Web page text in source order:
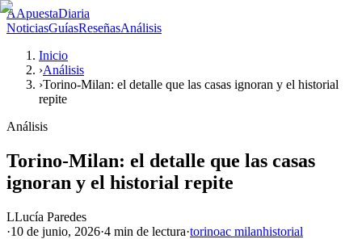
AApuestaDiaria
NoticiasGuíasReseñasAnálisis
Inicio
›Análisis
›Torino-Milan: el detalle que las casas ignoran y el historial
repite
Análisis
Torino-Milan: el detalle que las casas
ignoran y el historial repite
LLucía Paredes
·10 de junio, 2026·4 min de lectura·torinoac milanhistorial